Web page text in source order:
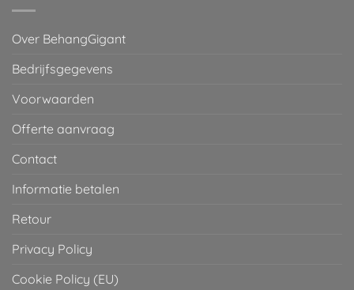
Over BehangGigant
Bedrijfsgegevens
Voorwaarden
Offerte aanvraag
Contact
Informatie betalen
Retour
Privacy Policy
Cookie Policy (EU)